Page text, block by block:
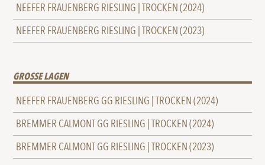
NEEFER FRAUENBERG RIESLING | TROCKEN (2024)
NEEFER FRAUENBERG RIESLING | TROCKEN (2023)
GROSSE LAGEN
NEEFER FRAUENBERG GG RIESLING | TROCKEN (2024)
BREMMER CALMONT GG RIESLING | TROCKEN (2024)
BREMMER CALMONT GG RIESLING | TROCKEN (2023)